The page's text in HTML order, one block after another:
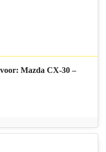
Mazda CX-30 –